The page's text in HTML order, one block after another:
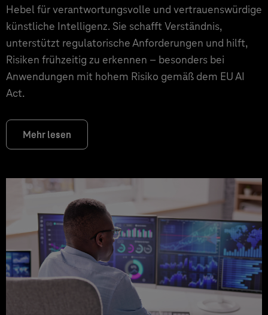
Hebel für verantwortungsvolle und vertrauenswürdige
künstliche Intelligenz. Sie schafft Verständnis,
unterstützt regulatorische Anforderungen und hilft,
Risiken frühzeitig zu erkennen – besonders bei
Anwendungen mit hohem Risiko gemäß dem EU AI
Act.
Mehr lesen